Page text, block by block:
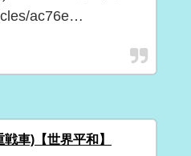
ac76e…
車)【世界平和】